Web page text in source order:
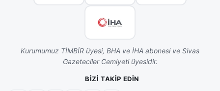
Kurumumuz TİMBİR üyesi, BHA ve İHA abonesi ve Sivas
Gazeteciler Cemiyeti üyesidir.
BIZI TAKIP EDIN